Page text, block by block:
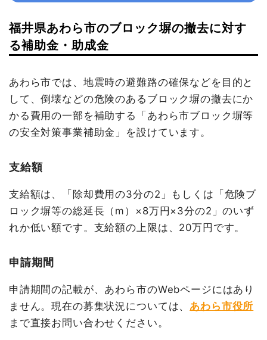
福井県あわら市のブロック塀の撤去に対す
る補助金・助成金
あわら市では、地震時の避難路の確保などを目的と
して、倒壊などの危険のあるブロック塀の撤去にか
かる費用の一部を補助する「あわら市ブロック塀等
の安全対策事業補助金」を設けています。
支給額
支給額は、「除却費用の3分の2」もしくは「危険ブ
ロック塀等の総延長（m）×8万円×3分の2」のいず
れか低い額です。支給額の上限は、20万円です。
申請期間
申請期間の記載が、あわら市のWebページにはあり
ません。現在の募集状況については、 あわら市役所
まで直接お問い合わせください。